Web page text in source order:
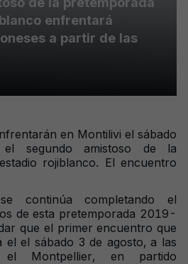
enfrentará
a partir de las
en Montilivi el sábado
segundo amistoso de la
rojiblanco. El encuentro
continúa completando el
de esta pretemporada 2019-
que el primer encuentro que
el el sábado 3 de agosto, a las
Montpellier, en partido